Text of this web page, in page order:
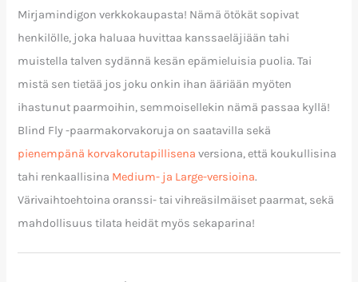
Mirjamindigon verkkokaupasta! Nämä ötökät sopivat
henkilölle, joka haluaa huvittaa kanssaeläjiään tahi
muistella talven sydännä kesän epämieluisia puolia. Tai
mistä sen tietää jos joku onkin ihan ääriään myöten
ihastunut paarmoihin, semmoisellekin nämä passaa kyllä!
Blind Fly -paarmakorvakoruja on saatavilla sekä
pienempänä korvakorutapillisena versiona, että koukullisina
tahi renkaallisina Medium- ja Large-versioina.
Värivaihtoehtoina oranssi- tai vihreäsilmäiset paarmat, sekä
mahdollisuus tilata heidät myös sekaparina!